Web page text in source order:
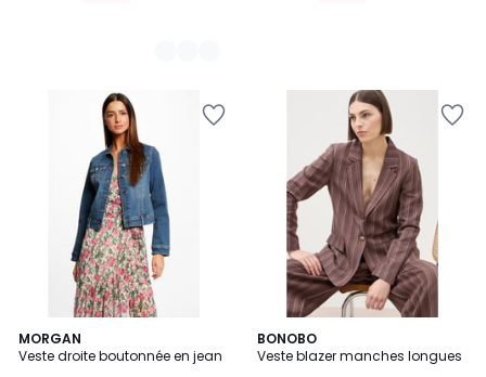
MORGAN
Veste droite boutonnée en jean
BONOBO
Veste blazer manches longues